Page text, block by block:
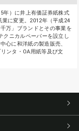
年）に井上有価証券紙株式
に変更。2012年（平成24
万」ブランドとその事業を
クニカルペーパーを設立し
心に和洋紙の製造販売、
ンタ・OA用紙等及び文